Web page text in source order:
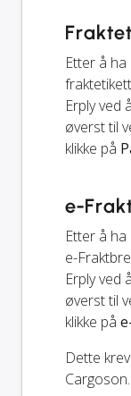
Etter å
Erply ved
øverst til
klikke på
e-
Etter å
e-
Erply ved
øverst til
klikke på
Dette
Cargoson.